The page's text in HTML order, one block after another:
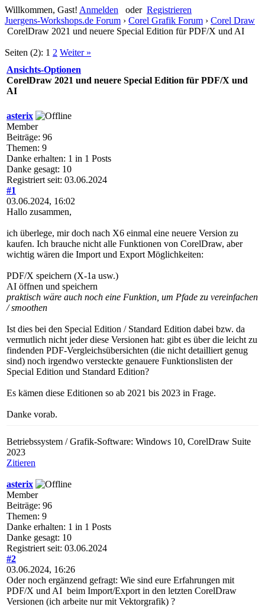
Willkommen, Gast! Anmelden oder Registrieren
Juergens-Workshops.de Forum › Corel Grafik Forum › Corel Draw
CorelDraw 2021 und neuere Special Edition für PDF/X und AI
Seiten (2): 1 2 Weiter »
Ansichts-Optionen
CorelDraw 2021 und neuere Special Edition für PDF/X und
AI
asterix
Member
Beiträge: 96
Themen: 9
Danke erhalten: 1 in 1 Posts
Danke gesagt: 10
Registriert seit: 03.06.2024
#1
03.06.2024, 16:02
Hallo zusammen,
ich überlege, mir doch nach X6 einmal eine neuere Version zu
kaufen. Ich brauche nicht alle Funktionen von CorelDraw, aber
wichtig wären die Import und Export Möglichkeiten:
PDF/X speichern (X-1a usw.)
AI öffnen und speichern
praktisch wäre auch noch eine Funktion, um Pfade zu vereinfachen
/ smoothen
Ist dies bei den Special Edition / Standard Edition dabei bzw. da
vermutlich nicht jeder diese Versionen hat: gibt es über die leicht zu
findenden PDF-Vergleichsübersichten (die nicht detailliert genug
sind) noch irgendwo versteckte genauere Funktionslisten der
Special Edition und Standard Edition?
Es kämen diese Editionen so ab 2021 bis 2023 in Frage.
Danke vorab.
Betriebssystem / Grafik-Software: Windows 10, CorelDraw Suite
2023
Zitieren
asterix
Member
Beiträge: 96
Themen: 9
Danke erhalten: 1 in 1 Posts
Danke gesagt: 10
Registriert seit: 03.06.2024
#2
03.06.2024, 16:26
Oder noch ergänzend gefragt: Wie sind eure Erfahrungen mit
PDF/X und AI beim Import/Export in den letzten CorelDraw
Versionen (ich arbeite nur mit Vektorgrafik) ?